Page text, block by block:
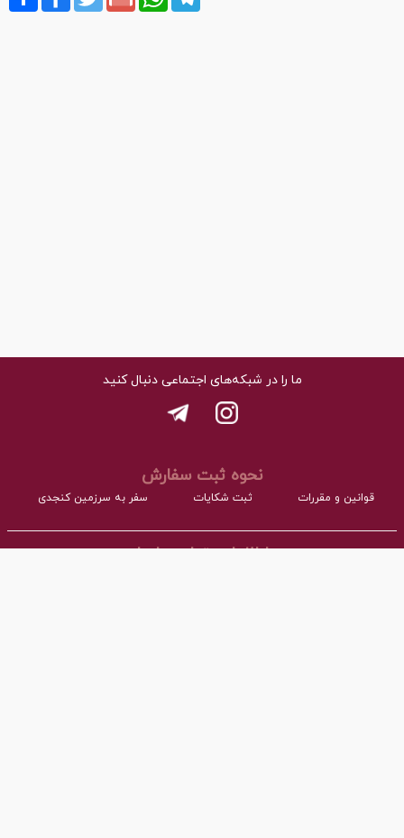
ما را در شبکه‌های اجتماعی دنبال کنید
نحوه ثبت سفارش
قوانین و مقررات ثبت شکایات سفر به سرزمین کنجدی
اطلاعات تماس با ما